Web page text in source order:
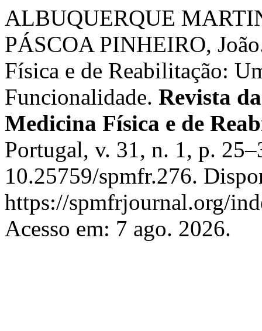
ALBUQUERQUE
PÁSCOA PINHEIRO,
Física e de Reabilitação:
Funcionalidade. Revista
Medicina Física e de
Portugal, v. 31, n. 1, p.
10.25759/spmfr.276.
https://spmfrjournal.org/
Acesso em: 7 ago. 2026.